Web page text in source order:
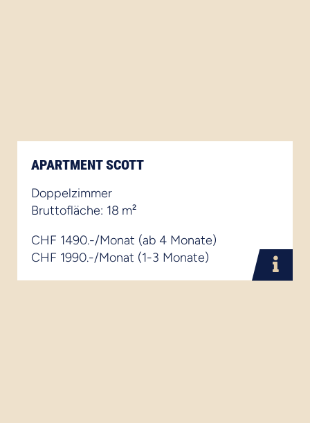
APARTMENT SCOTT
Doppelzimmer
Bruttofläche: 18 m²
CHF 1490.-/Monat (ab 4 Monate)
CHF 1990.-/Monat (1-3 Monate)